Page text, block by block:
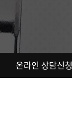
온라인 상담신청